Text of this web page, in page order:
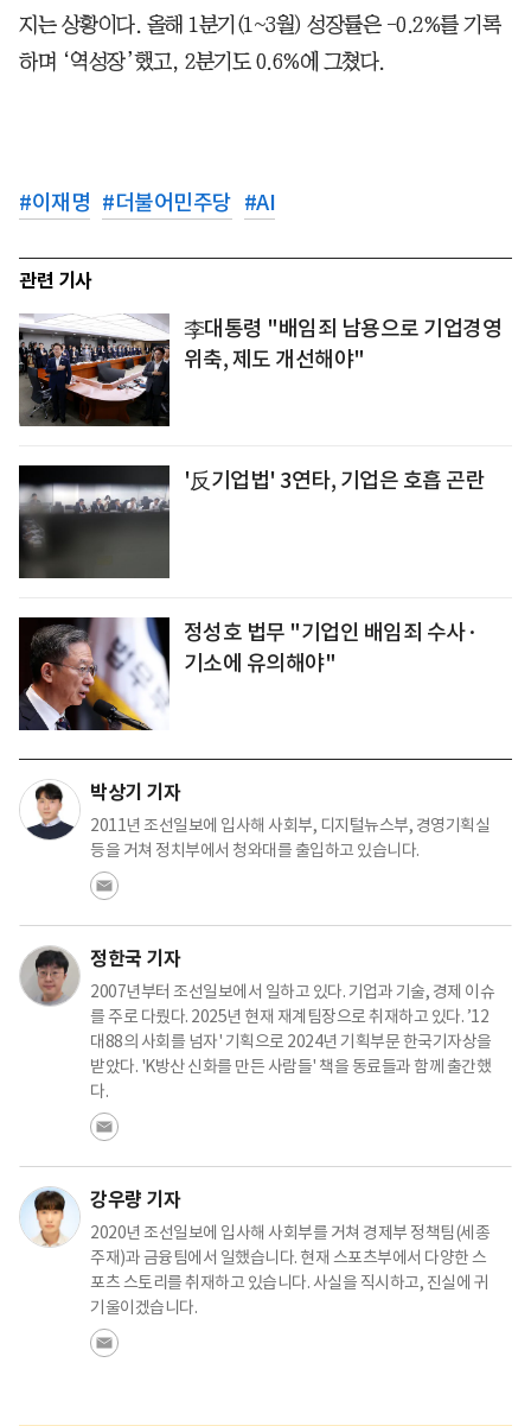
지는 상황이다. 올해 1분기(1~3월) 성장률은 -0.2%를 기록
하며 ‘역성장’했고, 2분기도 0.6%에 그쳤다.
#이재명 #더불어민주당 #AI
관련 기사
李대통령 "배임죄 남용으로 기업경영
위축, 제도 개선해야"
'反기업법' 3연타, 기업은 호흡 곤란
정성호 법무 "기업인 배임죄 수사·
기소에 유의해야"
박상기 기자
2011년 조선일보에 입사해 사회부, 디지털뉴스부, 경영기획실
등을 거쳐 정치부에서 청와대를 출입하고 있습니다.
정한국 기자
2007년부터 조선일보에서 일하고 있다. 기업과 기술, 경제 이슈
를 주로 다뤘다. 2025년 현재 재계팀장으로 취재하고 있다. ’12
대88의 사회를 넘자' 기획으로 2024년 기획부문 한국기자상을
받았다. 'K방산 신화를 만든 사람들' 책을 동료들과 함께 출간했
다.
강우량 기자
2020년 조선일보에 입사해 사회부를 거쳐 경제부 정책팀(세종
주재)과 금융팀에서 일했습니다. 현재 스포츠부에서 다양한 스
포츠 스토리를 취재하고 있습니다. 사실을 직시하고, 진실에 귀
기울이겠습니다.